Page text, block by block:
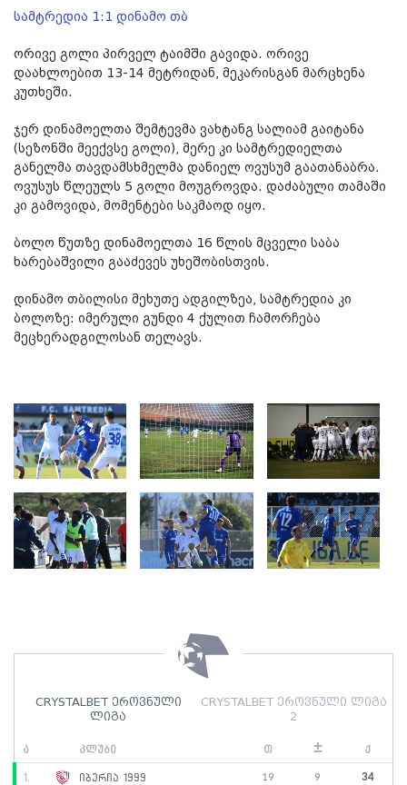
CRYSTALBET ეროვნული
ლიგა
CRYSTALBET ეროვნული ლიგა
2
ა კლუბი თ ± ქ
1. იბერია 1999 19 9 34
სამტრედია 1:1 დინამო თბ
ორივე გოლი პირველ ტაიმში გავიდა. ორივე
დაახლოებით 13-14 მეტრიდან, მეკარისგან მარცხენა
კუთხეში.
ჯერ დინამოელთა შემტევმა ვახტანგ სალიამ გაიტანა
(სეზონში მეექვსე გოლი), მერე კი სამტრედიელთა
განელმა თავდამსხმელმა დანიელ ოვუსუმ გაათანაბრა.
ოვუსუს წლეულს 5 გოლი მოუგროვდა. დაძაბული თამაში
კი გამოვიდა, მომენტები საკმაოდ იყო.
ბოლო წუთზე დინამოელთა 16 წლის მცველი საბა
ხარებაშვილი გააძევეს უხეშობისთვის.
დინამო თბილისი მეხუთე ადგილზეა, სამტრედია კი
ბოლოზე: იმერული გუნდი 4 ქულით ჩამორჩება
მეცხერადგილოსან თელავს.